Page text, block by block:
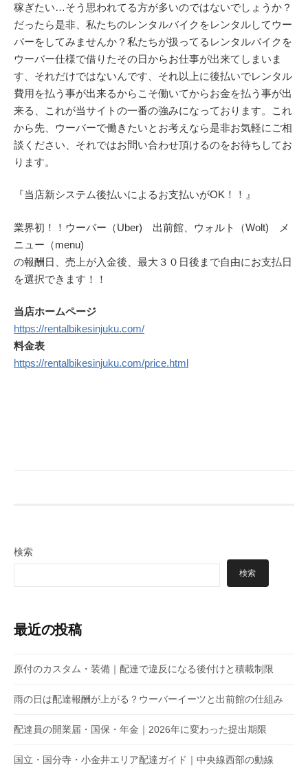
稼ぎたい…そう思われてる方が多いのではないでしょうか？
だったら是非、私たちのレンタルバイクをレンタルしてウー
バーをしてみませんか？私たちが扱ってるレンタルバイクを
ウーバー仕様で借りたその日からお仕事が出来てしまいま
す、それだけではないんです、それ以上に後払いでレンタル
費用を払う事が出来るからこそ働いてからお金を払う事が出
来る、これが当サイトの一番の強みになっております。これ
から先、ウーバーで働きたいとお考えなら是非お気軽にご相
談ください、それではお問い合わせ頂けるのをお待ちしてお
ります。
『当店新システム後払いによるお支払いがOK！！』
業界初！！ウーバー（Uber) 出前館、ウォルト（Wolt) メ
ニュー（menu)
の報酬日、売上が入金後、最大３０日後まで自由にお支払日
を選択できます！！
当店ホームページ
https://rentalbikesinjuku.com/
料金表
https://rentalbikesinjuku.com/price.html
検索
検索
最近の投稿
原付のカスタム・装備｜配達で違反になる後付けと積載制限
雨の日は配達報酬が上がる？ウーバーイーツと出前館の仕組み
配達員の開業届・国保・年金｜2026年に変わった提出期限
国立・国分寺・小金井エリア配達ガイド｜中央線西部の動線